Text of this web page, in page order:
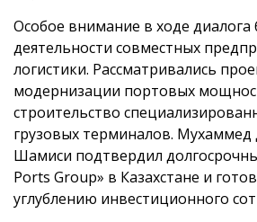
Особое внимание в ходе диалога
деятельности совместных
логистики. Рассматривались
модернизации портовых
строительство
грузовых терминалов.
Шамиси подтвердил
Ports Group» в Казахстане и
углублению инвестиционного